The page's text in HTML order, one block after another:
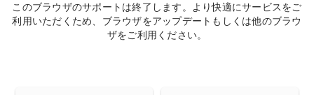
このブラウザのサポートは終了します。より快適にサービスをご
利用いただくため、ブラウザをアップデートもしくは他のブラウ
ザをご利用ください。